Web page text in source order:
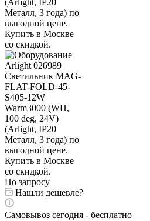
По запросу
Нашли дешевле?
Самовывоз сегодня - бесплатно